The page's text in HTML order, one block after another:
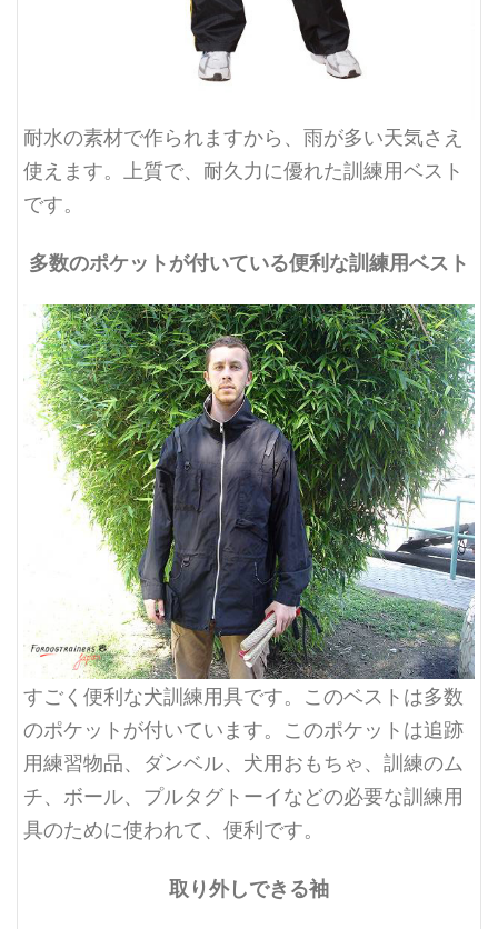
耐水の素材で作られますから、雨が多い天気さえ
使えます。上質で、耐久力に優れた訓練用ベスト
です。
多数のポケットが付いている便利な訓練用ベスト
すごく便利な犬訓練用具です。このベストは多数
のポケットが付いています。このポケットは追跡
用練習物品、ダンベル、犬用おもちゃ、訓練のム
チ、ボール、プルタグトーイなどの必要な訓練用
具のために使われて、便利です。
取り外しできる袖